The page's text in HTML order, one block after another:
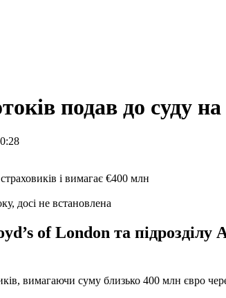
подав до суду
досі не встановлена
of London та
вимагаючи суму близько 400 млн євро